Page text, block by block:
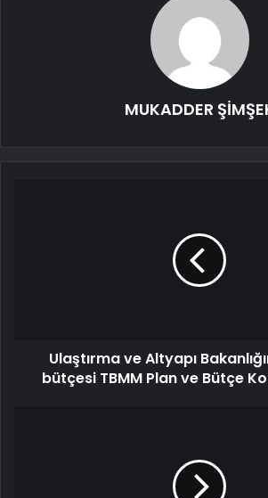
MUKADDER
Ulaştırma ve Altyapı
bütçesi TBMM Plan ve Bütçe